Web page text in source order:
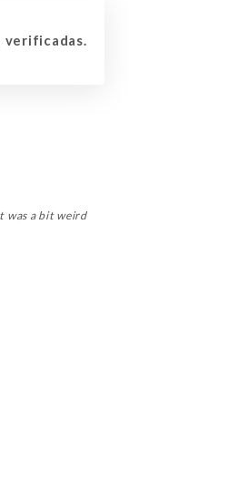
verificadas.
was a bit weird